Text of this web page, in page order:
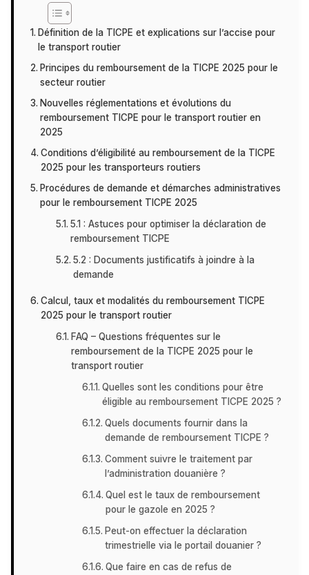
Définition de la TICPE et explications sur l’accise pour
le transport routier
Principes du remboursement de la TICPE 2025 pour le
secteur routier
Nouvelles réglementations et évolutions du
remboursement TICPE pour le transport routier en
2025
Conditions d’éligibilité au remboursement de la TICPE
2025 pour les transporteurs routiers
Procédures de demande et démarches administratives
pour le remboursement TICPE 2025
5.1 : Astuces pour optimiser la déclaration de
remboursement TICPE
5.2 : Documents justificatifs à joindre à la
demande
Calcul, taux et modalités du remboursement TICPE
2025 pour le transport routier
FAQ – Questions fréquentes sur le
remboursement de la TICPE 2025 pour le
transport routier
Quelles sont les conditions pour être
éligible au remboursement TICPE 2025 ?
Quels documents fournir dans la
demande de remboursement TICPE ?
Comment suivre le traitement par
l’administration douanière ?
Quel est le taux de remboursement
pour le gazole en 2025 ?
Peut-on effectuer la déclaration
trimestrielle via le portail douanier ?
Que faire en cas de refus de